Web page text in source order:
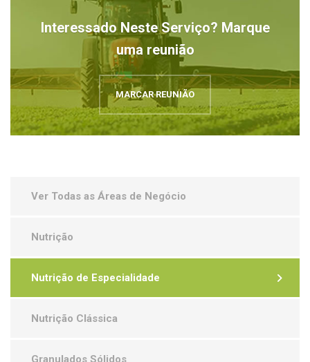
Interessado Neste Serviço? Marque
uma reunião
MARCAR REUNIÃO
Ver Todas as Áreas de Negócio
Nutrição
Nutrição de Especialidade
Nutrição Clássica
Granulados Sólidos